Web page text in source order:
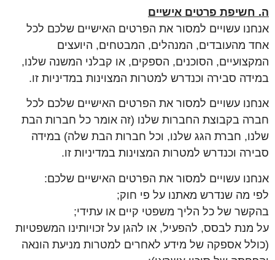
ה. חשיפת פרטים אישיים
אנחנו עשויים למסור את הפרטים האישיים שלכם לכל
אחד מהעובדים, המנהלים, המבטחים, היועצים
המקצועיים, הסוכנים, הספקים, או קבלני המשנה שלנו,
במידה סבירה וכנדרש למטרות המצוינות במדיניות זו.
אנחנו עשויים למסור את הפרטים האישיים שלכם לכל
חברה בקבוצת החברות שלנו (זה אומר כל חברות הבת
שלנו, חברת הגג שלנו, וכל חברות הבת שלה) במידה
סבירה וכנדרש למטרות המצוינות במדיניות זו.
אנחנו עשויים למסור את הפרטים האישיים שלכם:
לפי מה שנדרש מאתנו על פי חוק;
בהקשר של כל הליך משפטי קיים או עתידי;
על מנת לבסס, להפעיל, או להגן על זכויותינו המשפטיות
(כולל אספקה של מידע לאחרים למטרות מניעת הונאה